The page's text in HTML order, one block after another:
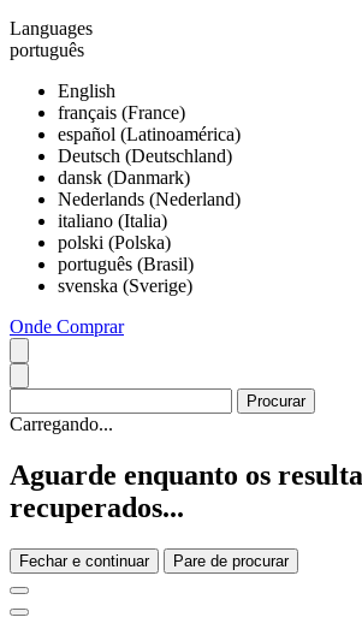
Languages
português
English
français (France)
español (Latinoamérica)
Deutsch (Deutschland)
dansk (Danmark)
Nederlands (Nederland)
italiano (Italia)
polski (Polska)
português (Brasil)
svenska (Sverige)
Onde Comprar
Carregando...
Aguarde enquanto os
recuperados...
Fechar e continuar Pare de procurar